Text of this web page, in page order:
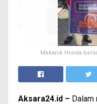
Mekanik Honda
Aksara24.id – Dalam